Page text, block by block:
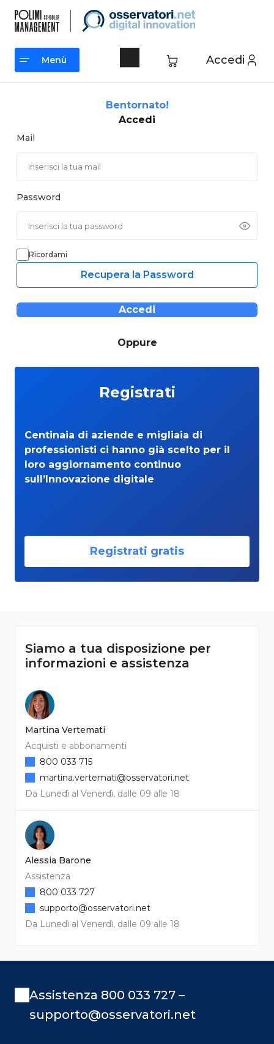
contenuto
Accedi
Menù
Bentornato!
Accedi
Mail
Password
Ricordami
Recupera la Password
Accedi
Oppure
Registrati
Centinaia di aziende e migliaia di
professionisti ci hanno già scelto per il
loro aggiornamento continuo
sull’Innovazione digitale
Registrati gratis
Siamo a tua disposizione per
informazioni e assistenza
Martina Vertemati
Acquisti e abbonamenti
Da Lunedì al Venerdì, dalle 09 alle 18
800 033 715
martina.vertemati@osservatori.net
Alessia Barone
Assistenza
Da Lunedì al Venerdì, dalle 09 alle 18
800 033 727
supporto@osservatori.net
Assistenza 800 033 727 –
supporto@osservatori.net